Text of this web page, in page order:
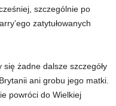
szczególnie po
zatytułowanych
żadne dalsze szczegóły
ani grobu jego matki.
powróci do Wielkiej